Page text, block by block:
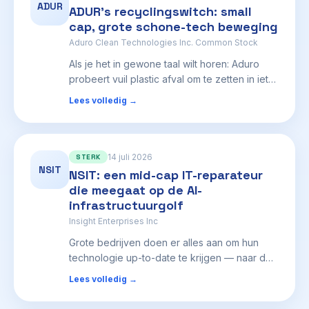
Europese merken de EV-productie weer
opschalen, en wereldwijde energiebedrijven
doorgaan met het bouwen van LNG- en
Aspens specialistische materialen kunnen
stijgen.[2][3] Voor een kleiner bedrijf kunnen
een paar solide contracten en een duidelijker
ADUR ADUR's recyclingswitch: small
cap, grote schone-tech beweging
Aduro Clean Technologies Inc. Common Stock
Als je het in gewone taal wilt horen: Aduro
probeert vuil plastic afval om te zetten in iets
nuttigs, en dat past precies in het grotere
verhaal van recycling en klimaattechnologie.
Dat maakt het interessant voor mensen die
infrastructuur of energietransitie: de markt
zoekt naar de volgende stap na
experimenten, niet zomaar nog meer
wetenschapsprojecten. De waarde van Aduro
zit erin of het proces echt kan uitgroeien tot
gewoon een eenmalig laboratoriumresultaat
blijft[1][4].
Lees volledig →
NSIT
STERK 14 juli 2026
NSIT: een mid-cap IT-reparateur
die meegaat op de AI-
infrastructuurgolf
Insight Enterprises Inc
Grote bedrijven doen er alles aan om hun
technologie up-to-date te krijgen — naar de
cloud verhuizen, cyberbeveiliging
aanscherpen, en systemen zo inrichten dat
ze veilig AI op grote schaal kunnen
Lees volledig →